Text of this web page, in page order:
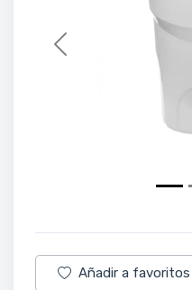
Previous
Añadir a favoritos